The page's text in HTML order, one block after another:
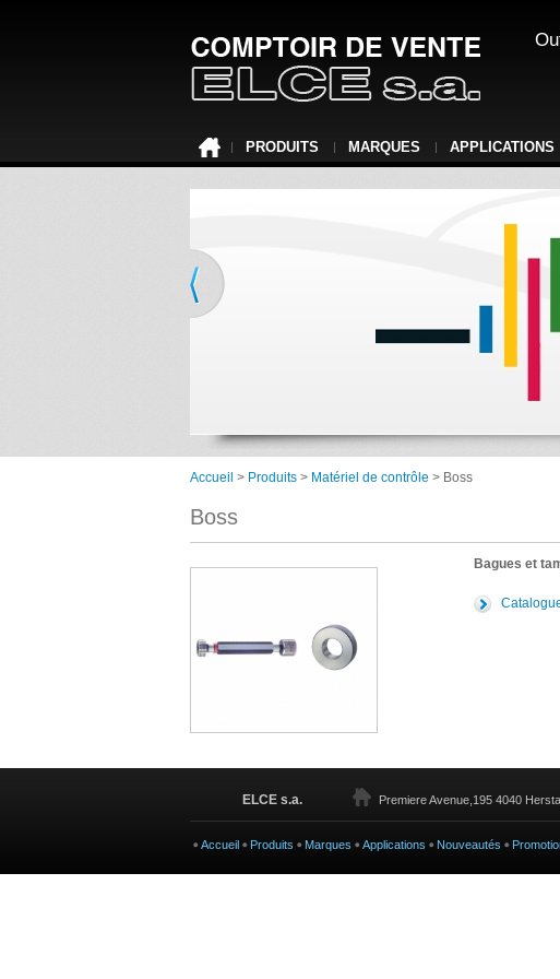
PRODUITS MARQUES APPLICATIONS
Accueil > Produits > Matériel de contrôle > Boss
Boss
Bagues et
ELCE s.a. Premiere Avenue,195 4040
Accueil Produits Marques Applications Nouveautés